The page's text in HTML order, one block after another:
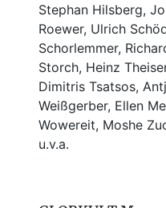
Stephan Hilsberg,
Roewer, Ulrich
Schorlemmer,
Storch, Heinz
Dimitris Tsatsos,
Weißgerber, Ellen
Wowereit, Moshe
u.v.a.